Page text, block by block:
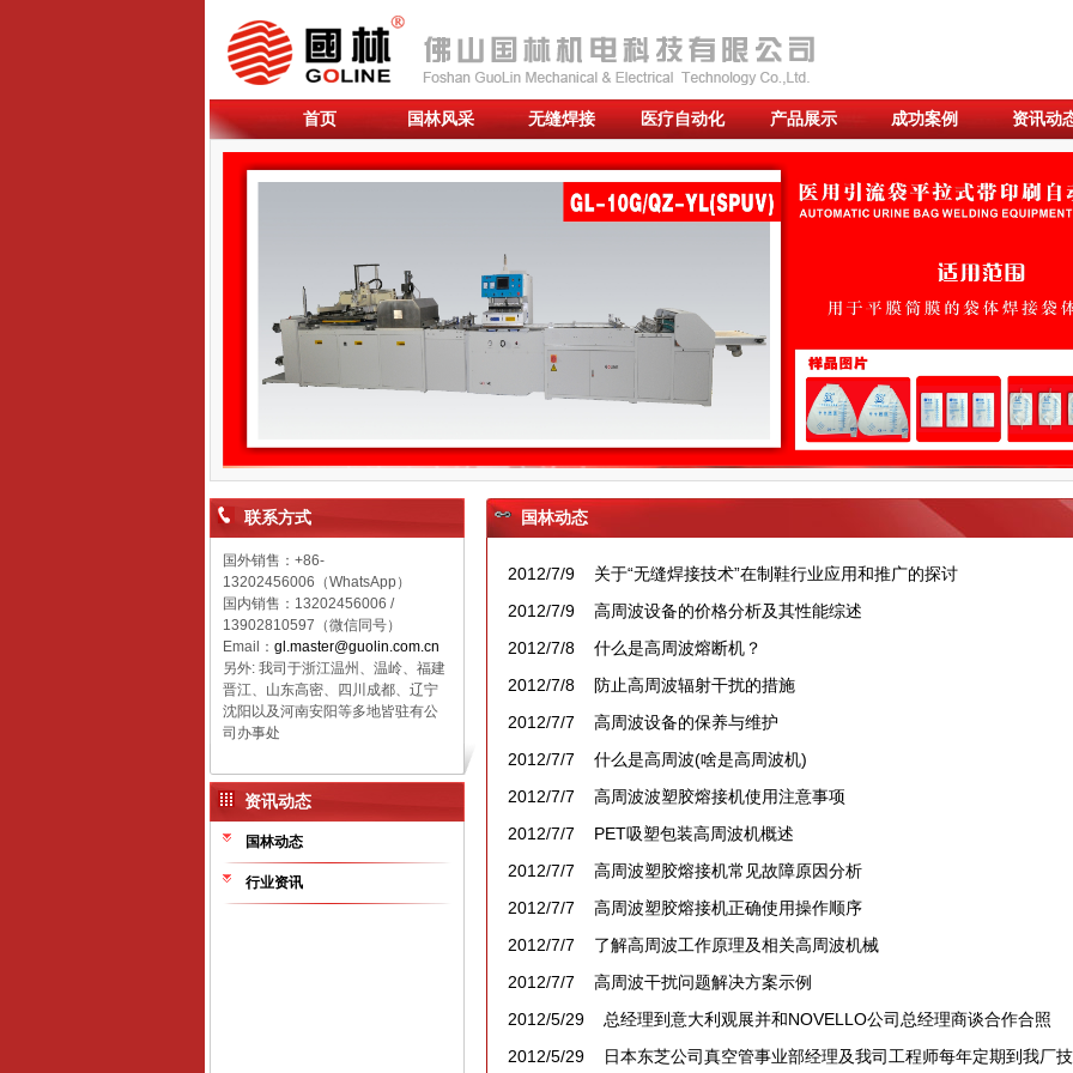
首页 国林风采 无缝焊接 医疗自动化 产品展示 成功案例 资讯动
联系方式
国外销售：+86-
13202456006（WhatsApp）
国内销售： 13202456006 /
13902810597（微信同号）
Email： gl.master@guolin.com.cn
另外: 我司于浙江温州、温岭、福建
晋江、山东高密、四川成都、辽宁
沈阳以及河南安阳等多地皆驻有公
司办事处
资讯动态
国林动态
行业资讯
国林动态
2012/7/9 关于“无缝焊接技术”在制鞋行业应用和推广的探讨
2012/7/9 高周波设备的价格分析及其性能综述
2012/7/8 什么是高周波熔断机？
2012/7/8 防止高周波辐射干扰的措施
2012/7/7 高周波设备的保养与维护
2012/7/7 什么是高周波(啥是高周波机)
2012/7/7 高周波波塑胶熔接机使用注意事项
2012/7/7 PET吸塑包装高周波机概述
2012/7/7 高周波塑胶熔接机常见故障原因分析
2012/7/7 高周波塑胶熔接机正确使用操作顺序
2012/7/7 了解高周波工作原理及相关高周波机械
2012/7/7 高周波干扰问题解决方案示例
2012/5/29 总经理到意大利观展并和NOVELLO公司总经理商谈合作合照
2012/5/29
日本东芝公司真空管事业部经理及我司工程师每年定期到我厂